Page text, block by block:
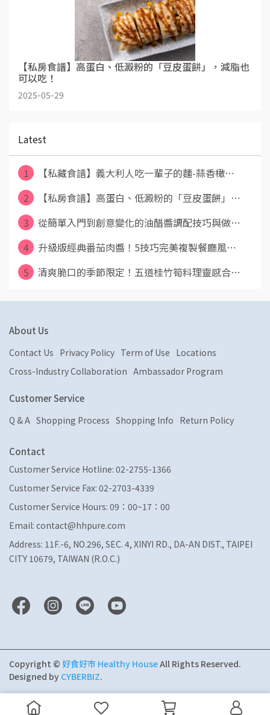
【私房食譜】高蛋白、低澱粉的「豆皮蛋餅」，減脂也
可以吃！
2025-05-29
Latest
1
【私藏食譜】義大利人吃一輩子的麵-蒜香橄⋯
2
【私房食譜】高蛋白、低澱粉的「豆皮蛋餅」⋯
3
從簡單入門到創意變化的油醋醬調配技巧與做⋯
4
升級版經典番茄肉醬！5技巧完美複製餐廳風⋯
5
清爽脆口的季節限定！五道桂竹筍料理靈感合⋯
About Us
Contact Us Privacy Policy Term of Use Locations
Cross-Industry Collaboration Ambassador Program
Customer Service
Q & A Shopping Process Shopping Info Return Policy
Contact
Customer Service Hotline: 02-2755-1366
Customer Service Fax: 02-2703-4339
Customer Service Hours: 09：00~17：00
Email: contact@hhpure.com
Address: 11F.-6, NO.296, SEC. 4, XINYI RD., DA-AN DIST., TAIPEI
CITY 10679, TAIWAN (R.O.C.)
Copyright © 好食好市 Healthy HouseAll Rights Reserved.
Designed by CYBERBIZ.